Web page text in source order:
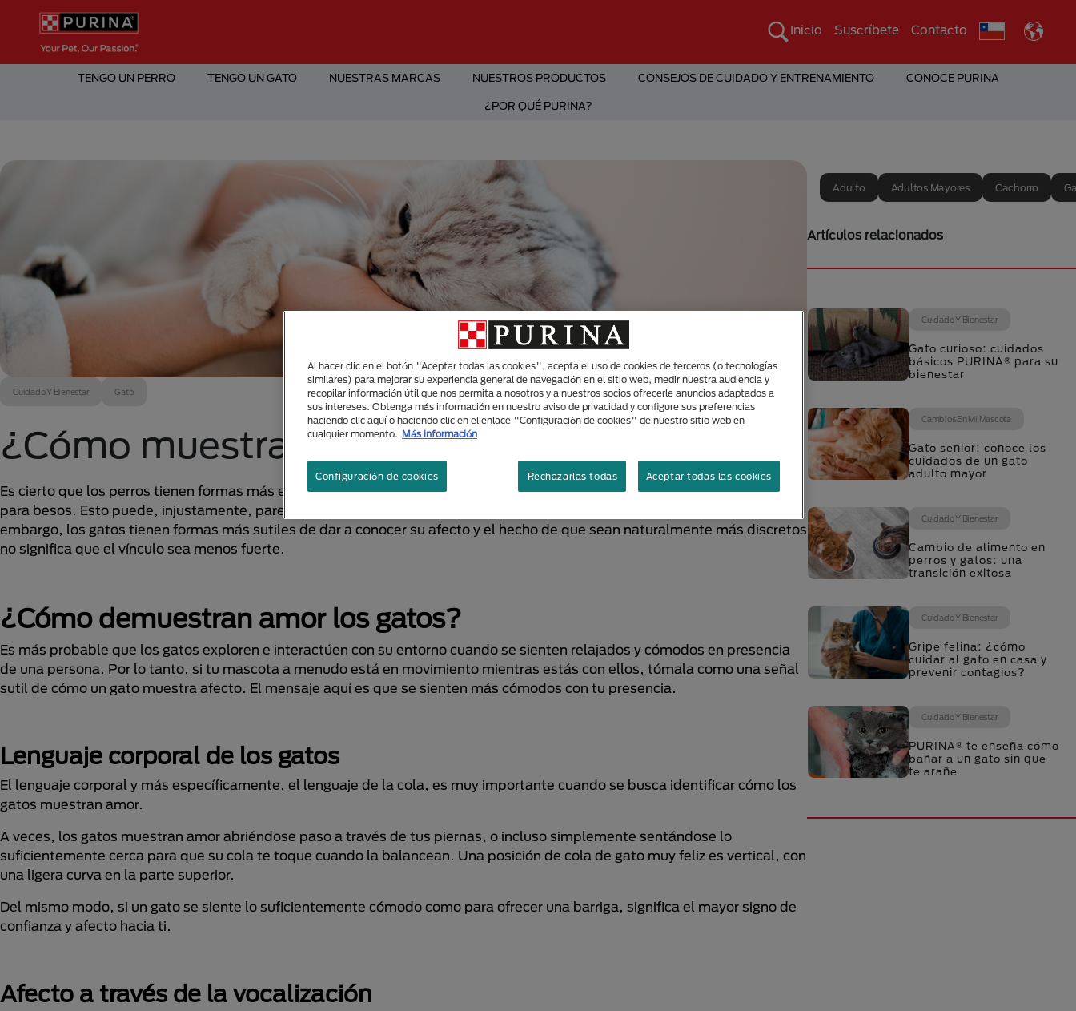
Pasar al contenido principal
Menú Secundario Purina
Inicio Suscríbete Contacto
Menú Principal Purina
TENGO UN PERRO TENGO UN GATO NUESTRAS MARCAS NUESTROS PRODUCTOS CONSEJOS DE CUIDADO Y ENTRENAMIENTO CONOCE PURINA
¿POR QUÉ PURINA?
Cuidado Y Bienestar Gato
¿Cómo muestran amor los gatos?
Es cierto que los perros tienen formas más explícitas de mostrar su afecto, con un lenguaje corporal claro y una gran lengua
para besos. Esto puede, injustamente, parecer que naturalmente aman a sus dueños más que sus amigos felinos. Sin
embargo, los gatos tienen formas más sutiles de dar a conocer su afecto y el hecho de que sean naturalmente más discretos
no significa que el vínculo sea menos fuerte.
¿Cómo demuestran amor los gatos?
Es más probable que los gatos exploren e interactúen con su entorno cuando se sienten relajados y cómodos en presencia
de una persona. Por lo tanto, si tu mascota a menudo está en movimiento mientras estás con ellos, tómala como una señal
sutil de cómo un gato muestra afecto. El mensaje aquí es que se sienten más cómodos con tu presencia.
Lenguaje corporal de los gatos
El lenguaje corporal y más específicamente, el lenguaje de la cola, es muy importante cuando se busca identificar cómo los
gatos muestran amor.
A veces, los gatos muestran amor abriéndose paso a través de tus piernas, o incluso simplemente sentándose lo
suficientemente cerca para que su cola te toque cuando la balancean. Una posición de cola de gato muy feliz es vertical, con
una ligera curva en la parte superior.
Del mismo modo, si un gato se siente lo suficientemente cómodo como para ofrecer una barriga, significa el mayor signo de
confianza y afecto hacia ti.
Afecto a través de la vocalización
Adulto Adultos Mayores Cachorro
Artículos relacionados
Cuidado Y Bienestar
Gato curioso: cuidados
básicos PURINA® para su
bienestar
Cambios En Mi Mascota
Gato senior: conoce los
cuidados de un gato
adulto mayor
Cuidado Y Bienestar
Cambio de alimento en
perros y gatos: una
transición exitosa
Cuidado Y Bienestar
Gripe felina: ¿cómo
cuidar al gato en casa y
prevenir contagios?
Cuidado Y Bienestar
PURINA® te enseña cómo
bañar a un gato sin que
te arañe
Al hacer clic en el botón "Aceptar todas las cookies", acepta el uso de cookies de terceros (o tecnologías
similares) para mejorar su experiencia general de navegación en el sitio web, medir nuestra audiencia y
recopilar información útil que nos permita a nosotros y a nuestros socios ofrecerle anuncios adaptados a
sus intereses. Obtenga más información en nuestro aviso de privacidad y configure sus preferencias
haciendo clic aquí o haciendo clic en el enlace "Configuración de cookies" de nuestro sitio web en
cualquier momento.
Más información
Rechazarlas todas Aceptar todas las cookies
Configuración de cookies